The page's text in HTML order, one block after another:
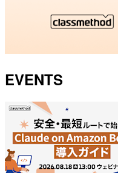
EVENTS